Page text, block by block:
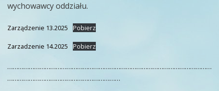
wychowawcy oddziału.
Zarządzenie 13.2025 Pobierz
Zarzadzenie 14.2025 Pobierz
……………………………………………………………………………………………………
………………………………………………………